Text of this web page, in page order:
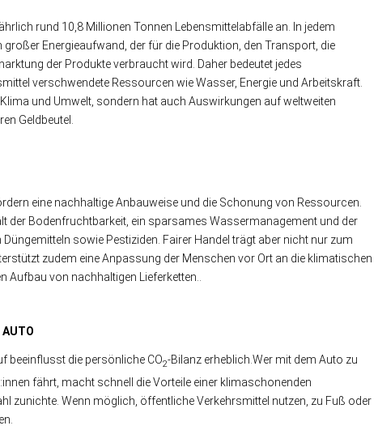
rund 10,8 Millionen Tonnen Lebensmittelabfälle an. In jedem
großer Energieaufwand, der für die Produktion, den Transport, die
der Produkte verbraucht wird. Daher bedeutet jedes
verschwendete Ressourcen wie Wasser, Energie und Arbeitskraft.
und Umwelt, sondern hat auch Auswirkungen auf weltweiten
Geldbeutel.
eine nachhaltige Anbauweise und die Schonung von Ressourcen.
der Bodenfruchtbarkeit, ein sparsames Wassermanagement und der
sowie Pestiziden. Fairer Handel trägt aber nicht nur zum
zudem eine Anpassung der Menschen vor Ort an die klimatischen
Aufbau von nachhaltigen Lieferketten..
AUTO
beeinflusst die persönliche CO2-Bilanz erheblich.Wer mit dem Auto zu
fährt, macht schnell die Vorteile einer klimaschonenden
zunichte. Wenn möglich, öffentliche Verkehrsmittel nutzen, zu Fuß oder